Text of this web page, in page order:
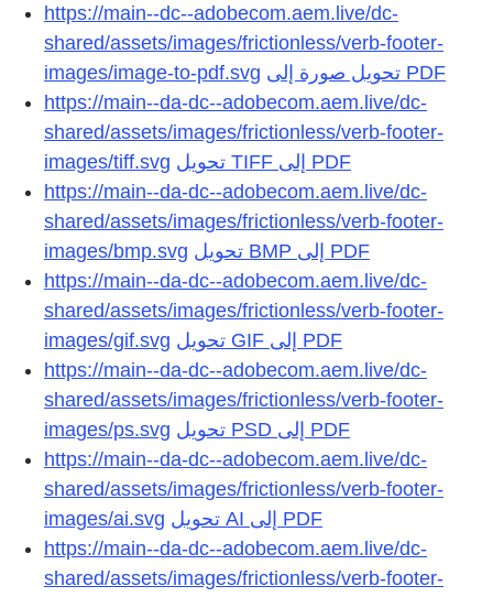
https://main--dc--adobecom.aem.live/dc-
shared/assets/images/frictionless/verb-footer-
images/image-to-pdf.svg
تحويل صورة إلى PDF
https://main--da-dc--adobecom.aem.live/dc-
shared/assets/images/frictionless/verb-footer-
images/tiff.svg
تحويل TIFF إلى PDF
https://main--da-dc--adobecom.aem.live/dc-
shared/assets/images/frictionless/verb-footer-
images/bmp.svg
تحويل BMP إلى PDF
https://main--da-dc--adobecom.aem.live/dc-
shared/assets/images/frictionless/verb-footer-
images/gif.svg
تحويل GIF إلى PDF
https://main--da-dc--adobecom.aem.live/dc-
shared/assets/images/frictionless/verb-footer-
images/ps.svg
تحويل PSD إلى PDF
https://main--da-dc--adobecom.aem.live/dc-
shared/assets/images/frictionless/verb-footer-
images/ai.svg
تحويل AI إلى PDF
https://main--da-dc--adobecom.aem.live/dc-
shared/assets/images/frictionless/verb-footer-